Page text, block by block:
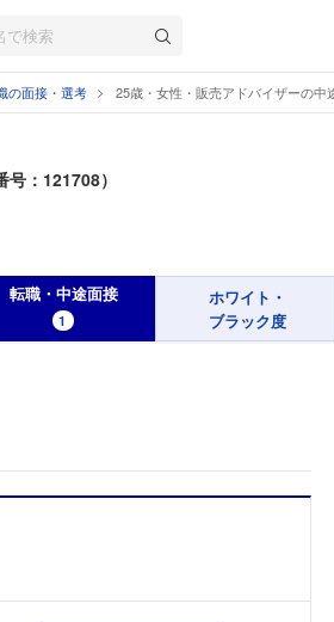
の面接・選考 25歳・女性・販売アドバイザーの中
：121708）
転職・中途面接
1
ホワイト・
ブラック度